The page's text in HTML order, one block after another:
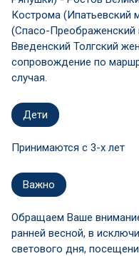
Кострома (Ипатьевский
(Спасо-Преображенский
Введенский Толгский
сопровождение по
случая.
Дети
Принимаются c 3-х лет
Важно
Обращаем Ваше
ранней весной, в
светового дня,